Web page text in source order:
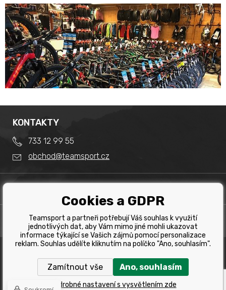
Obchodní podmínky
Splátkový prodej
Reklamace
Tabulka velikostí kol
Tabulka velikostí oblečení
PRODEJNA
Team Sport - Tomáš Binar
Dlouhá 1228/44C
Havířov
KONTAKTY
733 12 99 55
obchod@teamsport.cz
Copyright © 2019 Team Sport Havířov. Všechna pravá
vyhrazena.
Cookies a GDPR
Teamsport a partneři potřebují Váš souhlas k využití
jednotlivých dat, aby Vám mimo jiné mohli ukazovat
informace týkající se Vašich zájmů pomocí personalizace
reklam. Souhlas udělíte kliknutím na políčko "Ano, souhlasím".
Zamítnout vše Ano, souhlasím
Podrobné nastavení s vysvětlením zde